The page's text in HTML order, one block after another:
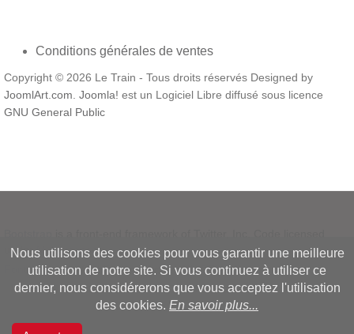
Conditions générales de ventes
Copyright © 2026 Le Train - Tous droits réservés Designed by
JoomlArt.com. Joomla! est un Logiciel Libre diffusé sous licence
GNU General Public
underMIT License.
Font Awesomefont licensed underSIL OFL 1.1.
Nous utilisons des cookies pour vous garantir une meilleure
utilisation de notre site. Si vous continuez à utiliser ce
dernier, nous considérerons que vous acceptez l'utilisation
des cookies. En savoir plus...